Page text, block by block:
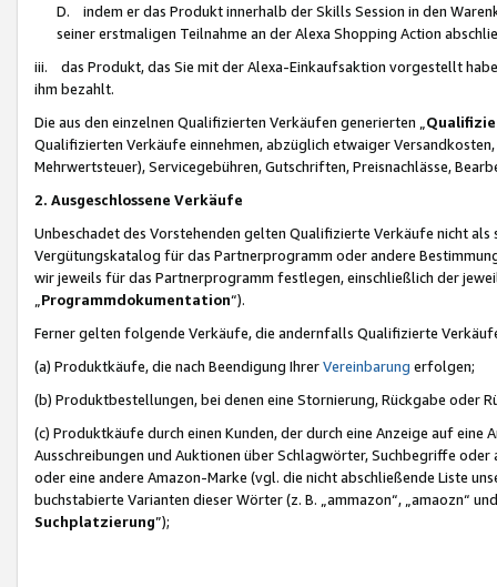
D. indem er das Produkt innerhalb der Skills Session in den
seiner erstmaligen Teilnahme an der Alexa Shopping Action
iii. das Produkt, das Sie mit der Alexa-Einkaufsaktion vorgestellt
ihm bezahlt.
Die aus den einzelnen Qualifizierten Verkäufen generierten „
Qualifizierten Verkäufe einnehmen, abzüglich etwaiger
Mehrwertsteuer), Servicegebühren, Gutschriften, Preisnachlässe,
2. Ausgeschlossene Verkäufe
Unbeschadet des Vorstehenden gelten Qualifizierte Verkäufe nicht
Vergütungskatalog für das Partnerprogramm oder andere
wir jeweils für das Partnerprogramm festlegen, einschließlich der
Programmdokumentation“).
Ferner gelten folgende Verkäufe, die andernfalls Qualifizierte
(a) Produktkäufe, die nach Beendigung IhrerVereinbarung erfolgen;
(b) Produktbestellungen, bei denen eine Stornierung, Rückgabe oder
(c) Produktkäufe durch einen Kunden, der durch eine Anzeige auf
Ausschreibungen und Auktionen über Schlagwörter, Suchbegriffe
oder eine andere Amazon-Marke (vgl. die nicht abschließende Liste
buchstabierte Varianten dieser Wörter (z. B. „ammazon“, „amaozn“
Suchplatzierung”);